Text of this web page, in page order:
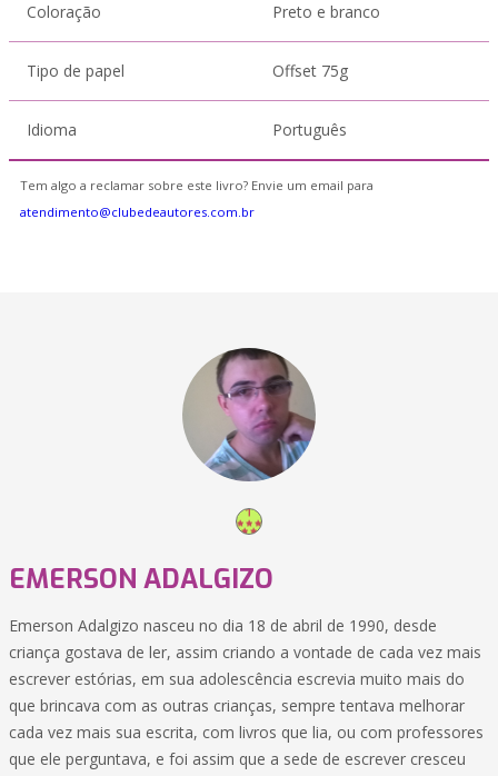
Coloração Preto e branco
Tipo de papel Offset 75g
Idioma Português
Tem algo a reclamar sobre este livro? Envie um email para
atendimento@clubedeautores.com.br
EMERSON ADALGIZO
Emerson Adalgizo nasceu no dia 18 de abril de 1990, desde
criança gostava de ler, assim criando a vontade de cada vez mais
escrever estórias, em sua adolescência escrevia muito mais do
que brincava com as outras crianças, sempre tentava melhorar
cada vez mais sua escrita, com livros que lia, ou com professores
que ele perguntava, e foi assim que a sede de escrever cresceu